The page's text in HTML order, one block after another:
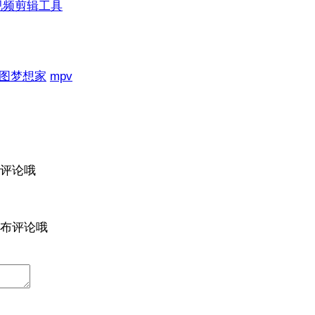
剪辑工具
梦想家 mpv
论哦
评论哦